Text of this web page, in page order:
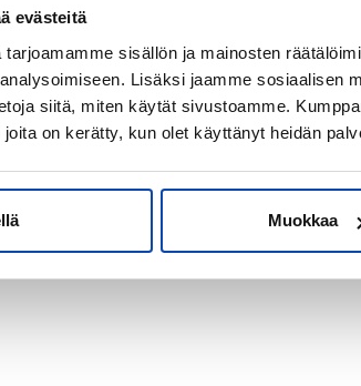
evästeitä
tarjoamamme sisällön ja mainosten
Lisäksi jaamme sosiaalisen
siitä, miten käytät sivustoamme.
on kerätty, kun olet käyttänyt heidän
Muokkaa